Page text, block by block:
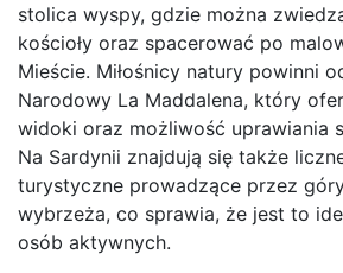
stolica wyspy, gdzie można
kościoły oraz spacerować po
Mieście. Miłośnicy natury powinni
Narodowy La Maddalena, który
widoki oraz możliwość uprawiania
Na Sardynii znajdują się także
turystyczne prowadzące przez
wybrzeża, co sprawia, że jest to
osób aktywnych.